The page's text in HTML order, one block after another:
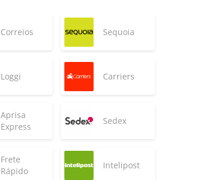
Correios Sequoia
Loggi Carriers
Aprisa
Express
Sedex
Frete
Rápido
Intelipost